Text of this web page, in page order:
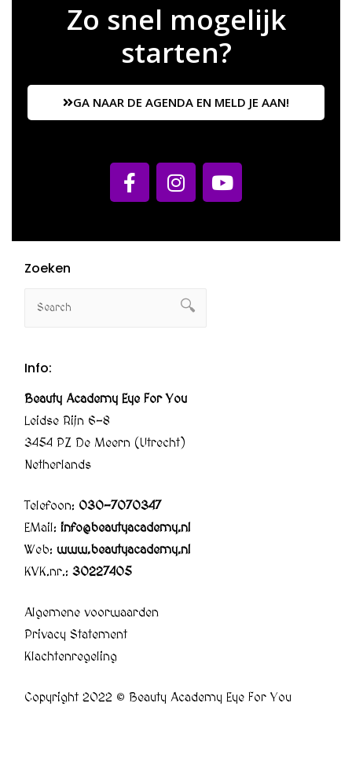
Zo snel mogelijk
starten?
GA NAAR DE AGENDA EN MELD JE AAN!
Zoeken
Info:
Beauty Academy Eye For You
Leidse Rijn 6-8
3454 PZ De Meern (Utrecht)
Netherlands
Telefoon: 030-7070347
EMail: info@beautyacademy.nl
Web: www.beautyacademy.nl
KVK.nr.: 30227405
Algemene voorwaarden
Privacy Statement
Klachtenregeling
Copyright 2022 © Beauty Academy Eye For You